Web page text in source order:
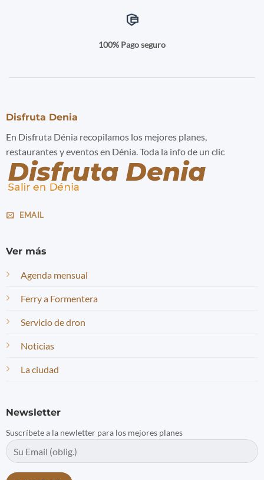
100% Pago seguro
Disfruta Denia
En Disfruta Dénia recopilamos los mejores planes,
restaurantes y eventos en Dénia. Toda la info de un clic
EMAIL
Ver más
Agenda mensual
Ferry a Formentera
Servicio de dron
Noticias
La ciudad
Newsletter
Suscríbete a la newletter para los mejores planes